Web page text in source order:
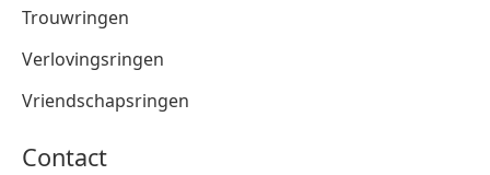
Trouwringen
Verlovingsringen
Vriendschapsringen
Contact